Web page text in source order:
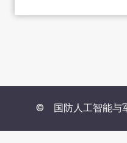
© 国防人工智能与